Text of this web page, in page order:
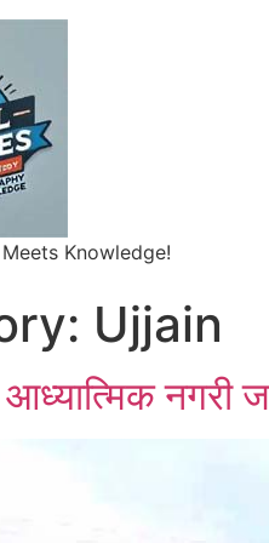
Knowledge!
Ujjain
नगरी